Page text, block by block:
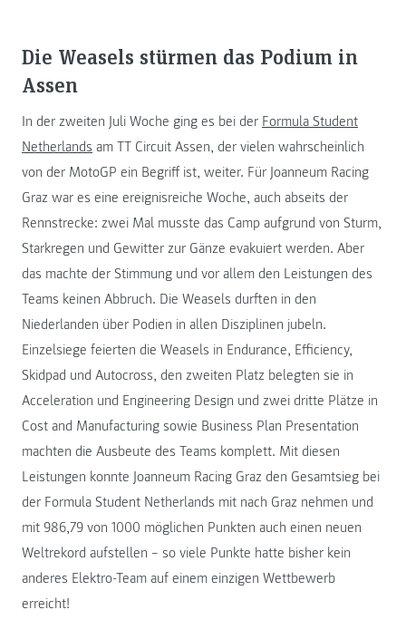
Die Weasels stürmen das Podium in
Assen
In der zweiten Juli Woche ging es bei der Formula Student
Netherlands am TT Circuit Assen, der vielen wahrscheinlich
von der MotoGP ein Begriff ist, weiter. Für Joanneum Racing
Graz war es eine ereignisreiche Woche, auch abseits der
Rennstrecke: zwei Mal musste das Camp aufgrund von Sturm,
Starkregen und Gewitter zur Gänze evakuiert werden. Aber
das machte der Stimmung und vor allem den Leistungen des
Teams keinen Abbruch. Die Weasels durften in den
Niederlanden über Podien in allen Disziplinen jubeln.
Einzelsiege feierten die Weasels in Endurance, Efficiency,
Skidpad und Autocross, den zweiten Platz belegten sie in
Acceleration und Engineering Design und zwei dritte Plätze in
Cost and Manufacturing sowie Business Plan Presentation
machten die Ausbeute des Teams komplett. Mit diesen
Leistungen konnte Joanneum Racing Graz den Gesamtsieg bei
der Formula Student Netherlands mit nach Graz nehmen und
mit 986,79 von 1000 möglichen Punkten auch einen neuen
Weltrekord aufstellen – so viele Punkte hatte bisher kein
anderes Elektro-Team auf einem einzigen Wettbewerb
erreicht!